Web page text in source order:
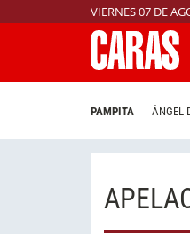
VIERNES 07 DE
PAMPITA ÁNGEL